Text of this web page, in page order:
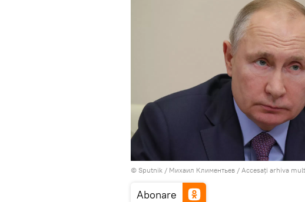
© Sputnik / Михаил Климентьев / Accesați arhiva
Abonare